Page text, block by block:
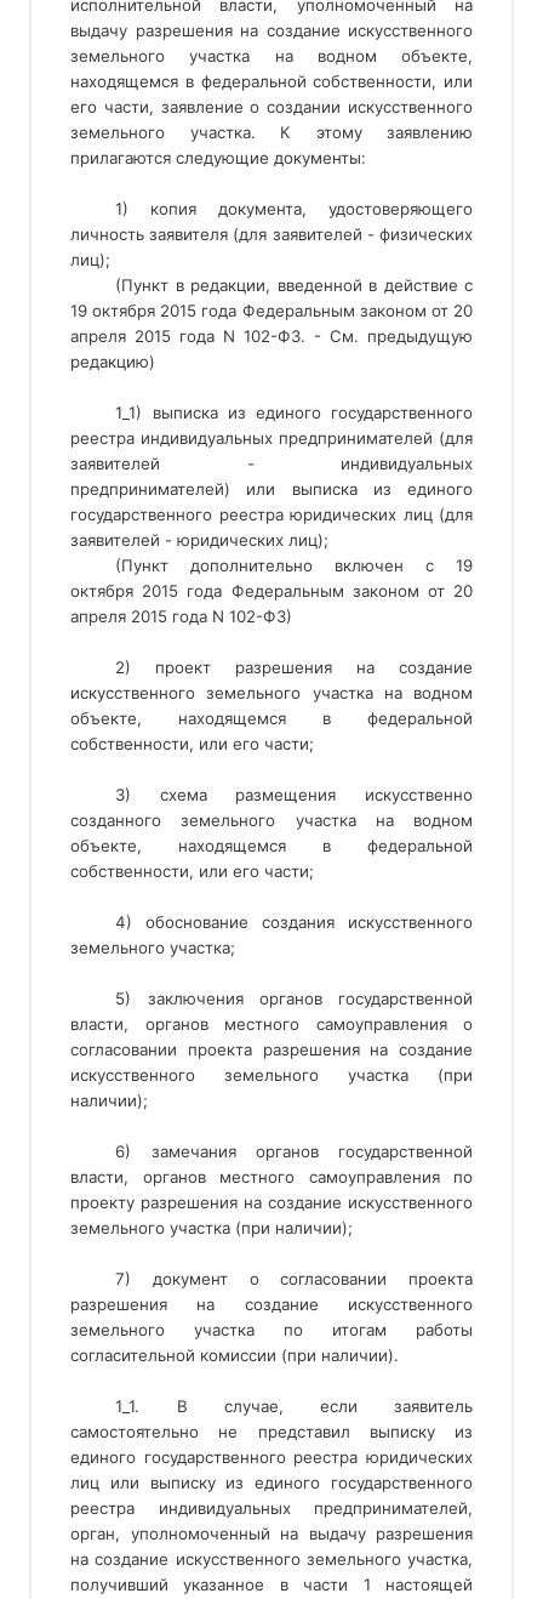
исполнительной власти, уполномоченный на
выдачу разрешения на создание искусственного
земельного участка на водном объекте,
находящемся в федеральной собственности, или
его части, заявление о создании искусственного
земельного участка. К этому заявлению
прилагаются следующие документы:
1) копия документа, удостоверяющего
личность заявителя (для заявителей - физических
лиц);
(Пункт в редакции, введенной в действие с
19 октября 2015 года Федеральным законом от 20
апреля 2015 года N 102-ФЗ. - См. предыдущую
редакцию)
1_1) выписка из единого государственного
реестра индивидуальных предпринимателей (для
заявителей - индивидуальных
предпринимателей) или выписка из единого
государственного реестра юридических лиц (для
заявителей - юридических лиц);
(Пункт дополнительно включен с 19
октября 2015 года Федеральным законом от 20
апреля 2015 года N 102-ФЗ)
2) проект разрешения на создание
искусственного земельного участка на водном
объекте, находящемся в федеральной
собственности, или его части;
3) схема размещения искусственно
созданного земельного участка на водном
объекте, находящемся в федеральной
собственности, или его части;
4) обоснование создания искусственного
земельного участка;
5) заключения органов государственной
власти, органов местного самоуправления о
согласовании проекта разрешения на создание
искусственного земельного участка (при
наличии);
6) замечания органов государственной
власти, органов местного самоуправления по
проекту разрешения на создание искусственного
земельного участка (при наличии);
7) документ о согласовании проекта
разрешения на создание искусственного
земельного участка по итогам работы
согласительной комиссии (при наличии).
1_1. В случае, если заявитель
самостоятельно не представил выписку из
единого государственного реестра юридических
лиц или выписку из единого государственного
реестра индивидуальных предпринимателей,
орган, уполномоченный на выдачу разрешения
на создание искусственного земельного участка,
получивший указанное в части 1 настоящей